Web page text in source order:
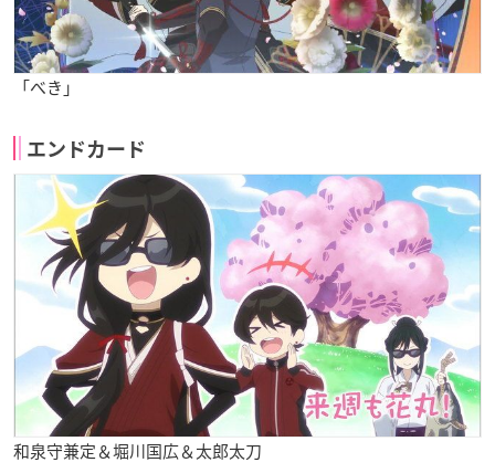
「べき」
エンドカード
和泉守兼定＆堀川国広＆太郎太刀